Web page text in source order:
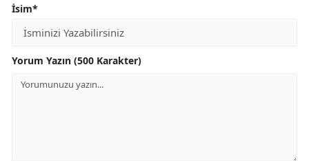
İsim*
Yorum Yazın (500 Karakter)